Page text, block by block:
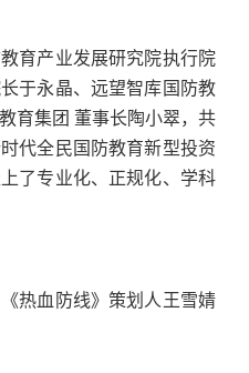
育产业发展研究院执行院
于永晶、远望智库国防教
育集团 董事长陶小翠，共
代全民国防教育新型投资
了专业化、正规化、学科
热血防线》策划人王雪婧